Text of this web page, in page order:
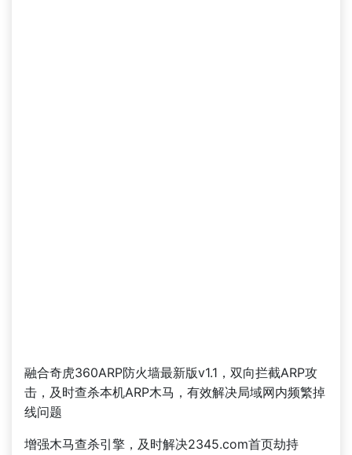
融合奇虎360ARP防火墙最新版v1.1，双向拦截ARP攻
击，及时查杀本机ARP木马，有效解决局域网内频繁掉
线问题
增强木马查杀引擎，及时解决2345.com首页劫持